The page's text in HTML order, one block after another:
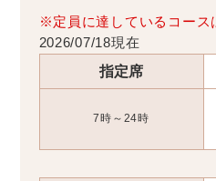
※定員に達しているコース
2026/07/18現在
指定席
7時～24時